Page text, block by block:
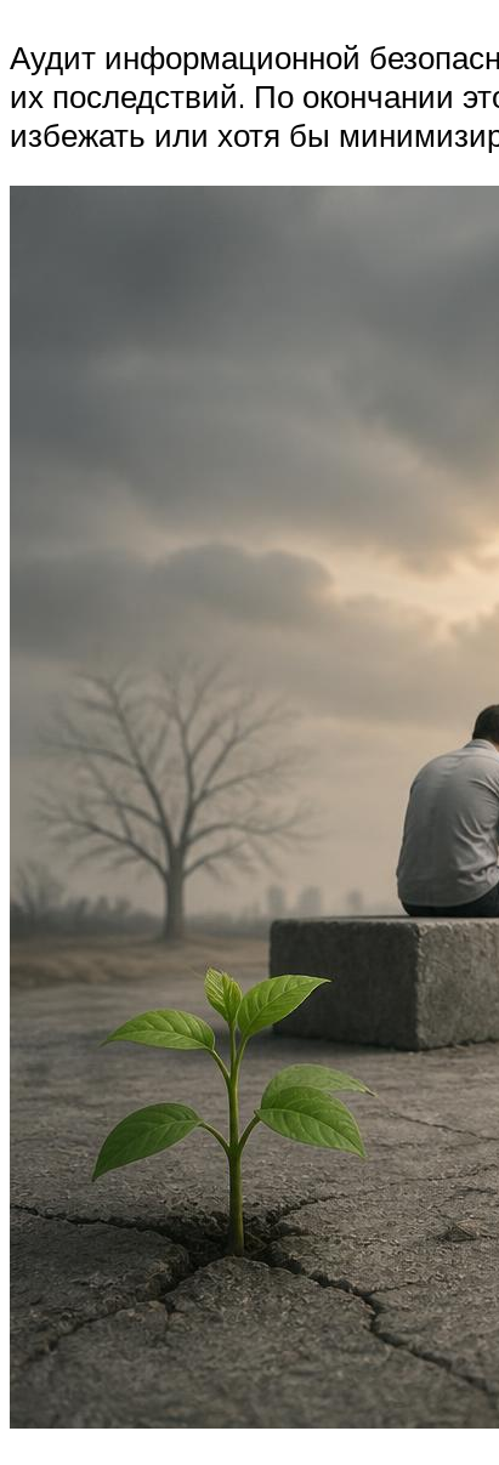
Аудит информационной
их последствий. По окончании
избежать или хотя бы